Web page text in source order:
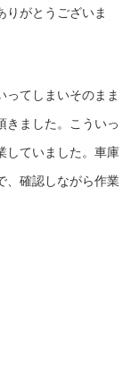
りがとうございま
ってしまいそのまま
きました。こういっ
していました。車庫
、確認しながら作業